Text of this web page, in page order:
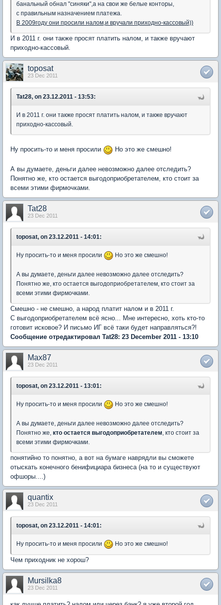
банальный обнал "синяки",а на свои же белые конторы,
с правильным назначением платежа.
В 2009году они просили налом,и вручали приходно-кассовый))
И в 2011 г. они также просят платить налом, и также вручают
приходно-кассовый.
toposat
23 Dec 2011
Tat28, on 23.12.2011 - 13:53:
И в 2011 г. они также просят платить налом, и также вручают
приходно-кассовый.
Ну просить-то и меня просили Но это же смешно!
А вы думаете, деньги далее невозможно далее отследить?
Понятно же, кто остается выгодоприобретателем, кто стоит за
всеми этими фирмочками.
Tat28
23 Dec 2011
toposat, on 23.12.2011 - 14:01:
Ну просить-то и меня просили Но это же смешно!
А вы думаете, деньги далее невозможно далее отследить?
Понятно же, кто остается выгодоприобретателем, кто стоит за
всеми этими фирмочками.
Смешно - не смешно, а народ платит налом и в 2011 г.
С выгодоприобретателем всё ясно... Мне интересно, хоть кто-то
готовит исковое? И письмо ИГ всё таки будет направляться?!
Сообщение отредактировал Tat28: 23 December 2011 - 13:10
Max87
23 Dec 2011
toposat, on 23.12.2011 - 13:01:
Ну просить-то и меня просили Но это же смешно!
А вы думаете, деньги далее невозможно далее отследить?
Понятно же, кто остается выгодоприобретателем , кто стоит за
всеми этими фирмочками.
понятийно то понятно, а вот на бумаге наврядли вы сможете
отыскать конечного бенифициара бизнеса (на то и существуют
офшоры....)
quantix
23 Dec 2011
toposat, on 23.12.2011 - 14:01:
Ну просить-то и меня просили Но это же смешно!
Чем приходник не хорош?
Mursilka8
23 Dec 2011